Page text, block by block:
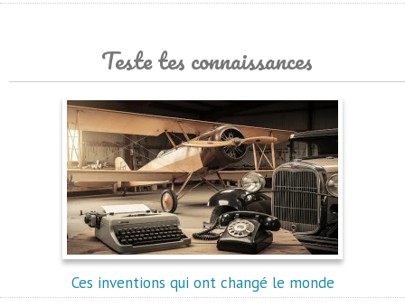
Teste tes connaissances
Ces inventions qui ont changé le monde